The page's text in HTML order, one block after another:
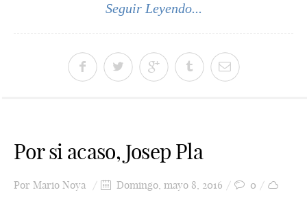
Seguir Leyendo...
Por si acaso, Josep Pla
Por Mario Noya Domingo, mayo 8, 2016
0